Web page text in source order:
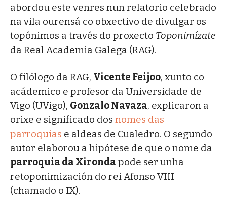
abordou este venres nun relatorio celebrado
na vila ourensá co obxectivo de divulgar os
topónimos a través do proxecto Toponimízate
da Real Academia Galega (RAG).
O filólogo da RAG, Vicente Feijoo, xunto co
acádemico e profesor da Universidade de
Vigo (UVigo), Gonzalo Navaza, explicaron a
orixe e significado dos nomes das
parroquias e aldeas de Cualedro. O segundo
autor elaborou a hipótese de que o nome da
parroquia da Xironda pode ser unha
retoponimización do rei Afonso VIII
(chamado o IX).